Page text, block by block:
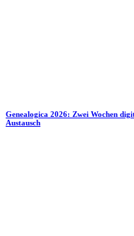
Genealogica 2026: Zwei Wochen
Austausch